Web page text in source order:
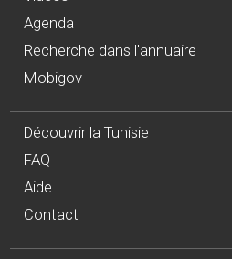
Agenda
Recherche dans l'annuaire
Mobigov
Découvrir la Tunisie
FAQ
Aide
Contact